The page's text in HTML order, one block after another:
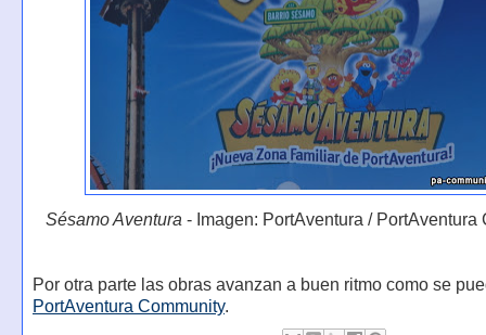
Sésamo Aventura- Imagen: PortAventura / PortAventura
Por otra parte las obras avanzan a buen ritmo como se
PortAventura Community.